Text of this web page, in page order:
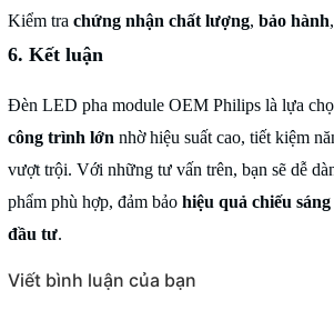
Kiểm tra chứng nhận chất lượng, bảo hành
6. Kết luận
Đèn LED pha module OEM Philips là lựa
công trình lớn nhờ hiệu suất cao, tiết kiệm
vượt trội. Với những tư vấn trên, bạn sẽ dễ
phẩm phù hợp, đảm bảo hiệu quả chiếu
đầu tư.
Viết bình luận của bạn